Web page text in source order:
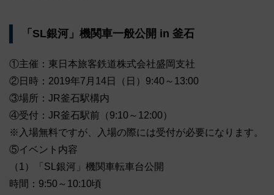
「SL銀河」機関車一般公開 in 釜石
①主催：東日本旅客鉄道株式会社盛岡支社
②日時：2019年7月14日（日）9:40～13:00
③場所：JR釜石駅構内
④受付：JR釜石駅前（9:10～12:00）
※入場無料ですが、入場の際には受付が必要になります。
⑤イベント内容
（1）「SL銀河」機関車転車台公開
時間：9:50～10:10頃